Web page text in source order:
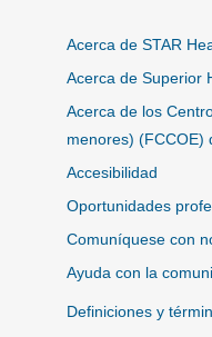
Acerca de STAR
Acerca de Superior
Acerca de los
menores) (FCCOE)
Accesibilidad
Oportunidades
Comuníquese con
Ayuda con la
Definiciones y